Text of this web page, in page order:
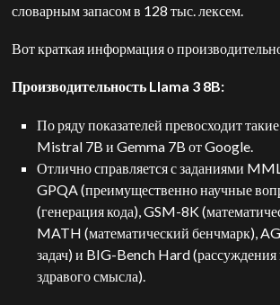
словарным запасом в 128 тыс. лексем.
Вот краткая информация о
Производительность Llama 3 8B:
По ряду показателей превосходит
Mistral 7B и Gemma 7B от Google.
Отлично справляется с заданиями
GPQA (преимущественно научные
(генерация кода), GSM-8K
MATH (математический бенчмарк),
задач) и BIG-Bench Hard (рассуждения
здравого смысла).